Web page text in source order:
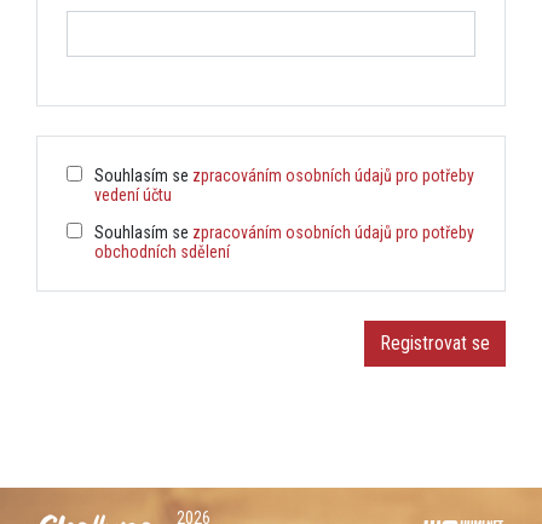
Souhlasím se zpracováním osobních údajů pro potřeby
vedení účtu
Souhlasím se zpracováním osobních údajů pro potřeby
obchodních sdělení
2026